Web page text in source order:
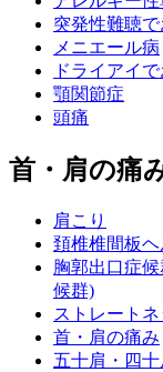
突発性難聴
メニエール病
ドライアイ
顎関節症
頭痛
首・肩の痛
肩こり
頚椎椎間板ヘ
胸郭出口症
候群)
ストレートネ
首・肩の痛み
五十肩・四十